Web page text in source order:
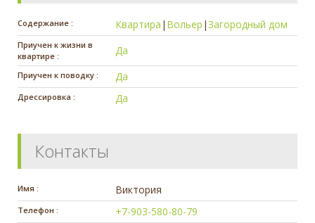
Содержание : Квартира | Вольер |Загородный дом
Приучен к жизни в
квартире :
Да
Приучен к поводку : Да
Дрессировка : Да
Контакты
Имя : Виктория
Телефон : +7-903-580-80-79